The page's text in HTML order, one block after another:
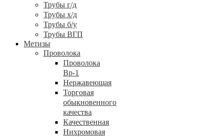
Трубы г/д
Трубы х/д
Трубы б/у
Трубы ВГП
Метизы
Проволока
Проволока
Вр-1
Нержавеющая
Торговая
обыкновенного
качества
Качественная
Нихромовая